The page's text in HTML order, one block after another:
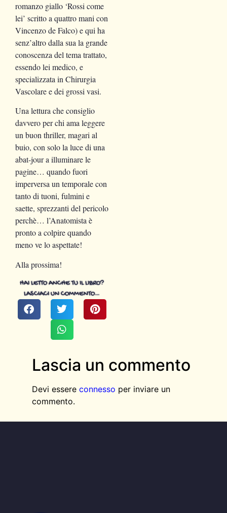
HAI LETTO ANCHE TU IL LIBRO?
LASCIACI UN COMMENTO…
romanzo giallo ‘Rossi come
lei’ scritto a quattro mani con
Vincenzo de Falco) e qui ha
senz’altro dalla sua la grande
conoscenza del tema trattato,
essendo lei medico, e
specializzata in Chirurgia
Vascolare e dei grossi vasi.
Una lettura che consiglio
davvero per chi ama leggere
un buon thriller, magari al
buio, con solo la luce di una
abat-jour a illuminare le
pagine… quando fuori
imperversa un temporale con
tanto di tuoni, fulmini e
saette, sprezzanti del pericolo
perchè… l’Anatomista è
pronto a colpire quando
meno ve lo aspettate!
Alla prossima!
Lascia un commento
Devi essere connesso per inviare un
commento.